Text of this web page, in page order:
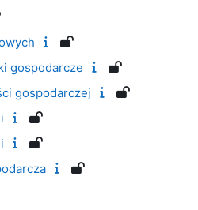
gospodarcze
gospodarczej